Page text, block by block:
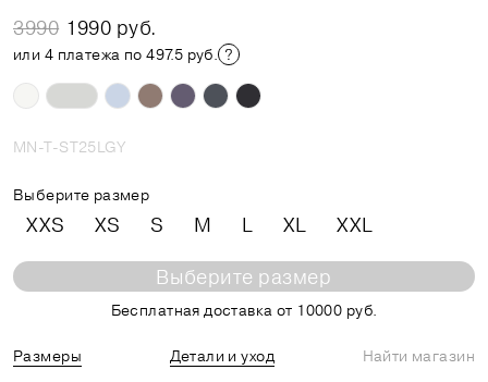
3990 1990 руб.
или 4 платежа по 497.5 руб.
MN-T-ST25LGY
Выберите размер
XXS XS S M L XL XXL
Выберите размер
Бесплатная доставка от 10000 руб.
Размеры Детали и уход
Найти магазин